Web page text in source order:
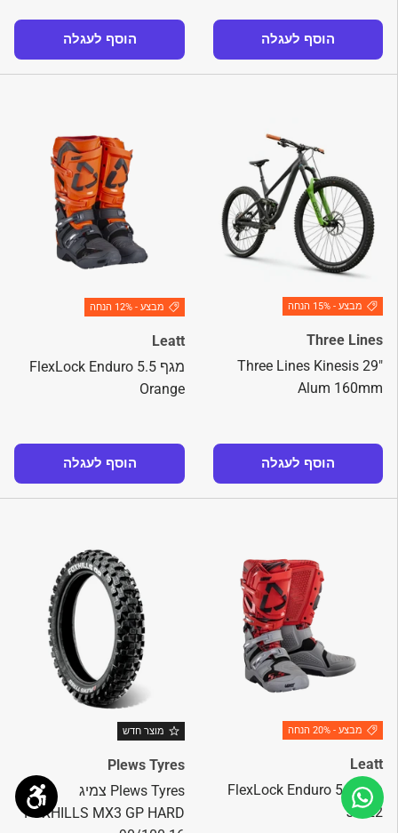
הוסף לעגלה הוסף לעגלה
מבצע - 15% הנחה
Three Lines
Three Lines Kinesis 29"
Alum 160mm
הוסף לעגלה
מבצע - 12% הנחה
Leatt
מגף 5.5 FlexLock Enduro
Orange
הוסף לעגלה
מבצע - 20% הנחה
Leatt
מגף 5.5 FlexLock Enduro
JW22
מוצר חדש
Plews Tyres
Plews Tyres צמיג
FOXHILLS MX3 GP HARD